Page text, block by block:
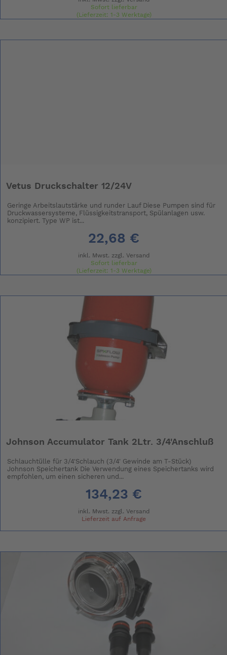
Sofort lieferbar
(Lieferzeit: 1-3 Werktage)
Vetus Druckschalter 12/24V
Geringe Arbeitslautstärke und runder Lauf Diese Pumpen sind für
Druckwassersysteme, Flüssigkeitstransport, Spülanlagen usw.
konzipiert. Type WP ist...
22,68 €
inkl. Mwst. zzgl. Versand
Sofort lieferbar
(Lieferzeit: 1-3 Werktage)
Johnson Accumulator Tank 2Ltr. 3/4'Anschluß
Schlauchtülle für 3/4'Schlauch (3/4' Gewinde am T-Stück)
Johnson Speichertank Die Verwendung eines Speichertanks wird
empfohlen, um einen sicheren und...
134,23 €
inkl. Mwst. zzgl. Versand
Lieferzeit auf Anfrage